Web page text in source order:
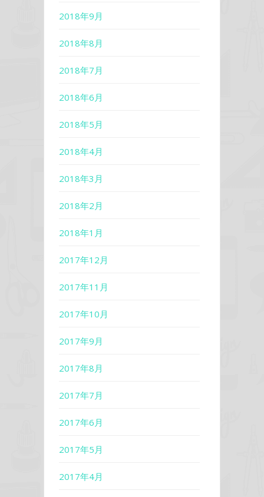
2018年9月
2018年8月
2018年7月
2018年6月
2018年5月
2018年4月
2018年3月
2018年2月
2018年1月
2017年12月
2017年11月
2017年10月
2017年9月
2017年8月
2017年7月
2017年6月
2017年5月
2017年4月